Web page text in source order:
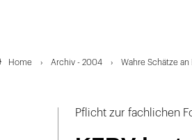
Home Archiv - 2004 Wahre Schätze an
Pflicht zur fachlichen